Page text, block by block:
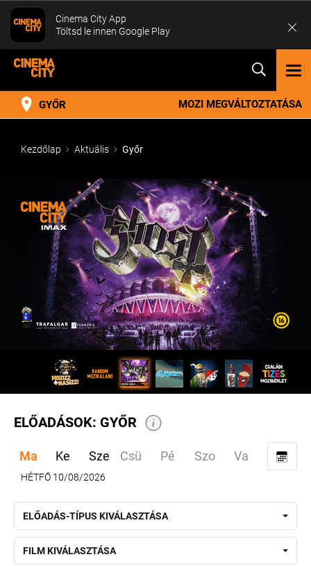
GYŐR MOZI MEGVÁLTOZTATÁSA
Kezdőlap Aktuális Győr
ELŐADÁSOK: GYŐR
Ma Ke Sze Csü Pé Szo Va
HÉTFŐ 10/08/2026
ELŐADÁS-TÍPUS KIVÁLASZTÁSA
FILM KIVÁLASZTÁSA
Cinema City App
Töltsd le innen Google Play